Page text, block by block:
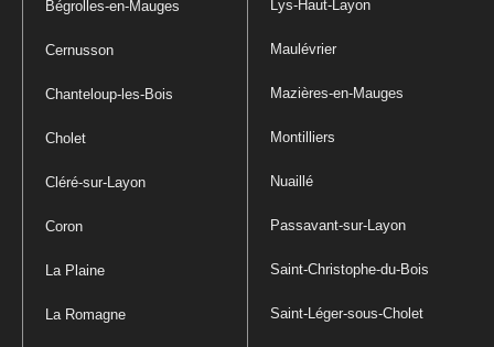
Bégrolles-en-Mauges
Cernusson
Chanteloup-les-Bois
Cholet
Cléré-sur-Layon
Coron
La Plaine
La Romagne
Lys-Haut-Layon
Maulévrier
Mazières-en-Mauges
Montilliers
Nuaillé
Passavant-sur-Layon
Saint-Christophe-du-Bois
Saint-Léger-sous-Cholet